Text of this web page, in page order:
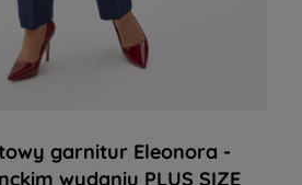
garnitur Eleonora -
wydaniu PLUS SIZE